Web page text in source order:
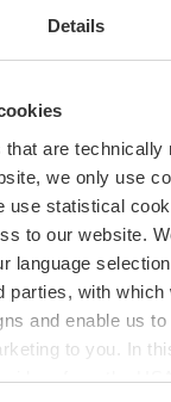
Details
that are technically
we only use
use statistical
to our website.
language
parties, with which
and enable us to
to you. In
from the
partner sedan fyra år på
på att det jag
behövs. Tanken är
olika sätt. Vissa är
För andra är det